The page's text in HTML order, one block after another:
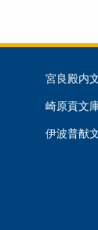
文
宮良殿内
崎原貢文
伊波普猷